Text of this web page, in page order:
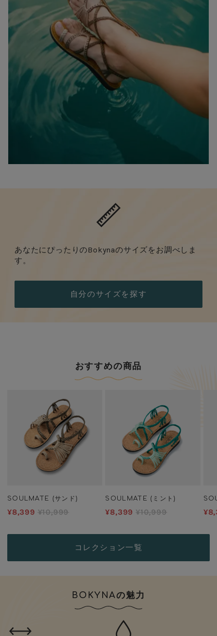
あなたにぴったりのBokynaのサイズをお調べしま
す。
自分のサイズを探す
おすすめの商品
SOULMATE (サンド)
¥8,399 ¥10,999
SOULMATE (ミント)
¥8,399 ¥10,999
コレクション一覧
BOKYNAの魅力